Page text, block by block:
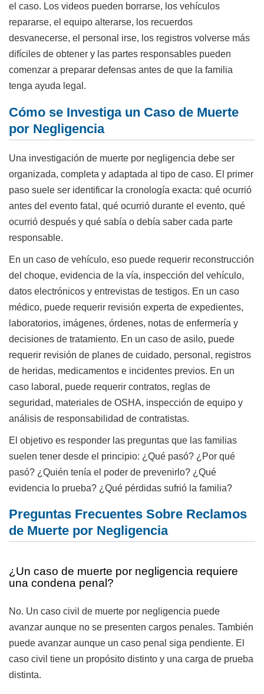
el caso. Los videos pueden borrarse, los vehículos
repararse, el equipo alterarse, los recuerdos
desvanecerse, el personal irse, los registros volverse más
difíciles de obtener y las partes responsables pueden
comenzar a preparar defensas antes de que la familia
tenga ayuda legal.
Cómo se Investiga un Caso de Muerte
por Negligencia
Una investigación de muerte por negligencia debe ser
organizada, completa y adaptada al tipo de caso. El primer
paso suele ser identificar la cronología exacta: qué ocurrió
antes del evento fatal, qué ocurrió durante el evento, qué
ocurrió después y qué sabía o debía saber cada parte
responsable.
En un caso de vehículo, eso puede requerir reconstrucción
del choque, evidencia de la vía, inspección del vehículo,
datos electrónicos y entrevistas de testigos. En un caso
médico, puede requerir revisión experta de expedientes,
laboratorios, imágenes, órdenes, notas de enfermería y
decisiones de tratamiento. En un caso de asilo, puede
requerir revisión de planes de cuidado, personal, registros
de heridas, medicamentos e incidentes previos. En un
caso laboral, puede requerir contratos, reglas de
seguridad, materiales de OSHA, inspección de equipo y
análisis de responsabilidad de contratistas.
El objetivo es responder las preguntas que las familias
suelen tener desde el principio: ¿Qué pasó? ¿Por qué
pasó? ¿Quién tenía el poder de prevenirlo? ¿Qué
evidencia lo prueba? ¿Qué pérdidas sufrió la familia?
Preguntas Frecuentes Sobre Reclamos
de Muerte por Negligencia
¿Un caso de muerte por negligencia requiere
una condena penal?
No. Un caso civil de muerte por negligencia puede
avanzar aunque no se presenten cargos penales. También
puede avanzar aunque un caso penal siga pendiente. El
caso civil tiene un propósito distinto y una carga de prueba
distinta.